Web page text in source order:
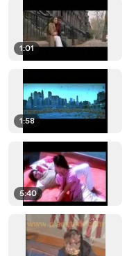
1:01
1:58
5:40